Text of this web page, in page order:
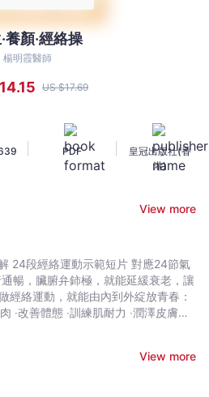
養顏‧經絡操
楊明霞醫師
14.15 US $17.69
PDF
皇冠出版社(香
港)
View more
24段經絡運動示範短片 對應24節氣
暢，臟腑弁鈰極，就能延緩衰老，讓
經絡運動，就能由內到外綻放青春：
‧改善體態 ‧訓練肌耐力 ‧潤澤皮膚和
書內還特別收錄對應24節氣的穴位,
顏。
View more